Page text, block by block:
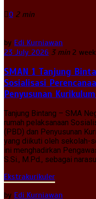
0 2 min
by Edi Kurniawan
23 July 2026 3 min 2
SMAN 1 Tanjung
Sosialisasi
Penyusunan
Tanjung Bintang – SMA
rumah pelaksanaan
(PBD) dan Penyusunan
yang diikuti oleh sekolah-
ini menghadirkan
S.Si., M.Pd., sebagai
Ekstrakurikuler
by Edi Kurniawan